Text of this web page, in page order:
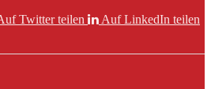
Twitter teilen
Auf LinkedIn teilen